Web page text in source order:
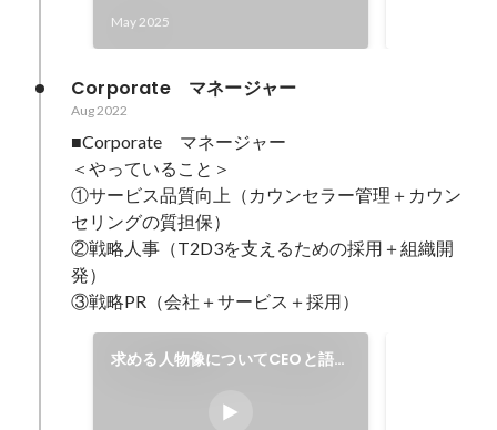
May 2025
Corporate　マネージャー
Aug 2022
■Corporate　マネージャー
＜やっていること＞
①サービス品質向上（カウンセラー管理＋カウン
セリングの質担保）
②戦略人事（T2D3を支えるための採用＋組織開
発）
③戦略PR（会社＋サービス＋採用）
求める人物像についてCEOと語り